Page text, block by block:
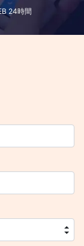
24時間